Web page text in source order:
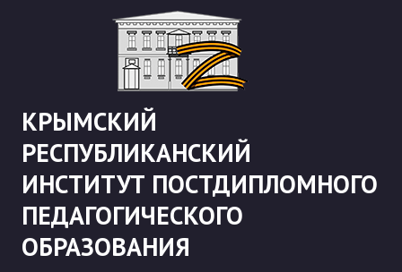
КРЫМСКИЙ
РЕСПУБЛИКАНСКИЙ
ИНСТИТУТ ПОСТДИПЛОМНОГО
ПЕДАГОГИЧЕСКОГО
ОБРАЗОВАНИЯ